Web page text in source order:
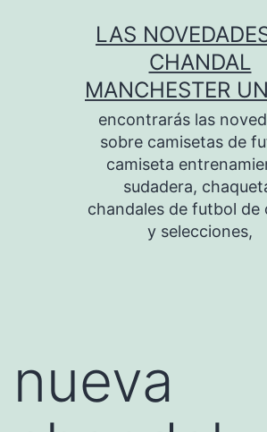
LAS
CHANDAL
MANCHESTER
encontrarás las
sobre camisetas de
camiseta
sudadera,
chandales de futbol de
y selecciones,
nueva